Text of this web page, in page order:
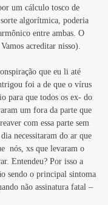
um cálculo tosco de
algorítmica, poderia
entre ambas. O
acreditar nisso).
que eu li até
foi a de que o vírus
para que todos os ex- do
um fora da parte que
com essa parte sem
necessitaram do ar que
nós, xs que levaram o
Entendeu? Por isso a
sendo o principal sintoma
não assinatura fatal –